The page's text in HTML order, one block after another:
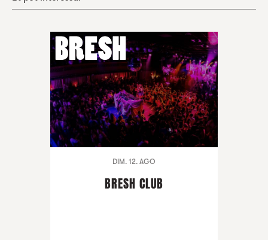
DIM. 12. AGO
BRESH CLUB